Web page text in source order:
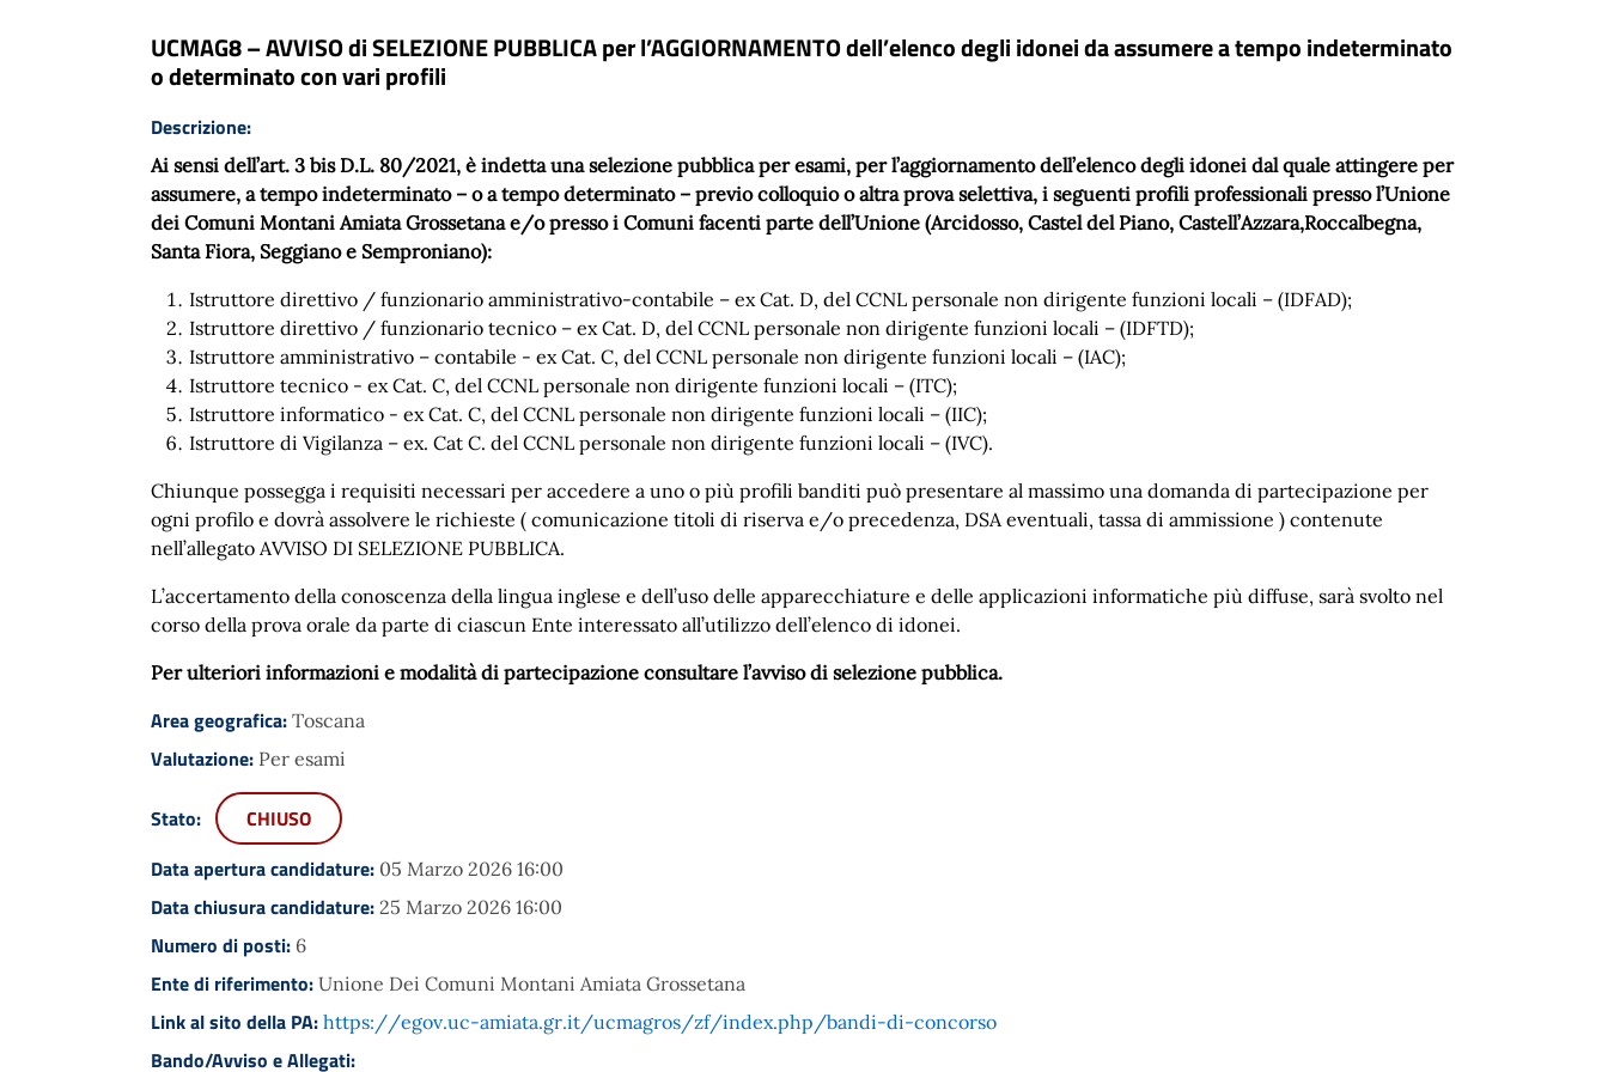
UCMAG8 – AVVISO di SELEZIONE PUBBLICA per l’AGGIORNAMENTO dell’elenco degli idonei da assumere a tempo indeterminato
o determinato con vari profili
Descrizione:
Ai sensi dell’art. 3 bis D.L. 80/2021, è indetta una selezione pubblica per esami, per l’aggiornamento dell’elenco degli idonei dal quale attingere per
assumere, a tempo indeterminato – o a tempo determinato – previo colloquio o altra prova selettiva, i seguenti profili professionali presso l’Unione
dei Comuni Montani Amiata Grossetana e/o presso i Comuni facenti parte dell’Unione (Arcidosso, Castel del Piano, Castell’Azzara,Roccalbegna,
Santa Fiora, Seggiano e Semproniano):
Istruttore direttivo / funzionario amministrativo-contabile – ex Cat. D, del CCNL personale non dirigente funzioni locali – (IDFAD);
Istruttore direttivo / funzionario tecnico – ex Cat. D, del CCNL personale non dirigente funzioni locali – (IDFTD);
Istruttore amministrativo – contabile ‐ ex Cat. C, del CCNL personale non dirigente funzioni locali – (IAC);
Istruttore tecnico ‐ ex Cat. C, del CCNL personale non dirigente funzioni locali – (ITC);
Istruttore informatico ‐ ex Cat. C, del CCNL personale non dirigente funzioni locali – (IIC);
Istruttore di Vigilanza – ex. Cat C. del CCNL personale non dirigente funzioni locali – (IVC).
Chiunque possegga i requisiti necessari per accedere a uno o più profili banditi può presentare al massimo una domanda di partecipazione per
ogni profilo e dovrà assolvere le richieste ( comunicazione titoli di riserva e/o precedenza, DSA eventuali, tassa di ammissione ) contenute
nell’allegato AVVISO DI SELEZIONE PUBBLICA.
L’accertamento della conoscenza della lingua inglese e dell’uso delle apparecchiature e delle applicazioni informatiche più diffuse, sarà svolto nel
corso della prova orale da parte di ciascun Ente interessato all’utilizzo dell’elenco di idonei.
Per ulteriori informazioni e modalità di partecipazione consultare l’avviso di selezione pubblica.
Area geografica: Toscana
Valutazione: Per esami
Stato:
CHIUSO
Data apertura candidature: 05 Marzo 2026 16:00
Data chiusura candidature: 25 Marzo 2026 16:00
Numero di posti: 6
Ente di riferimento: Unione Dei Comuni Montani Amiata Grossetana
Link al sito della PA: https://egov.uc-amiata.gr.it/ucmagros/zf/index.php/bandi-di-concorso
Bando/Avviso e Allegati: